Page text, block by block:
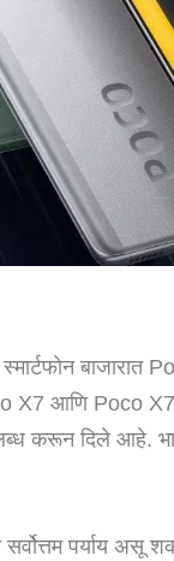
X7 आणि Poco X7
करून दिले आहे.
पर्याय